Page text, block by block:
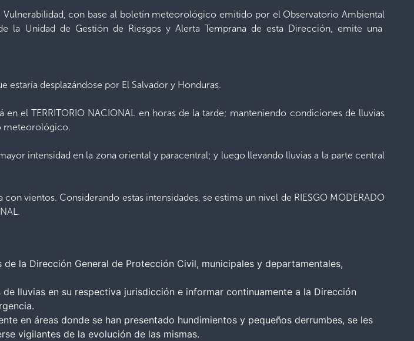
con base al boletín meteorológico emitido por el Observatorio Ambiental
Unidad de Gestión de Riesgos y Alerta Temprana de esta Dirección, emite una
estaría desplazándose por El Salvador y Honduras.
el TERRITORIO NACIONAL en horas de la tarde; manteniendo condiciones de lluvias
meteorológico.
intensidad en la zona oriental y paracentral; y luego llevando lluvias a la parte central
vientos. Considerando estas intensidades, se estima un nivel de RIESGO MODERADO
la Dirección General de Protección Civil, municipales y departamentales,
lluvias en su respectiva jurisdicción e informar continuamente a la Dirección
en áreas donde se han presentado hundimientos y pequeños derrumbes, se les
vigilantes de la evolución de las mismas.